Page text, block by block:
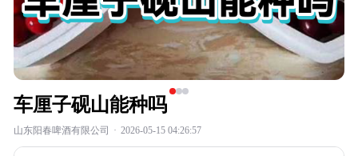
车厘子砚山能种吗
山东阳春啤酒有限公司 · 2026-05-15 04:26:57